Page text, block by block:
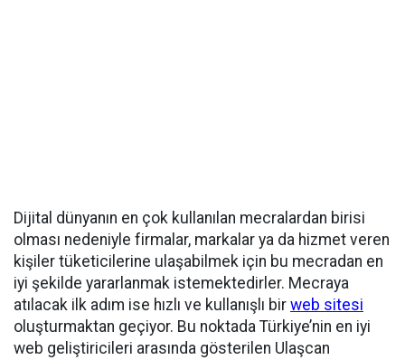
Dijital dünyanın en çok kullanılan mecralardan birisi
olması nedeniyle firmalar, markalar ya da hizmet veren
kişiler tüketicilerine ulaşabilmek için bu mecradan en
iyi şekilde yararlanmak istemektedirler. Mecraya
atılacak ilk adım ise hızlı ve kullanışlı bir web sitesi
oluşturmaktan geçiyor. Bu noktada Türkiye’nin en iyi
web geliştiricileri arasında gösterilen Ulaşcan